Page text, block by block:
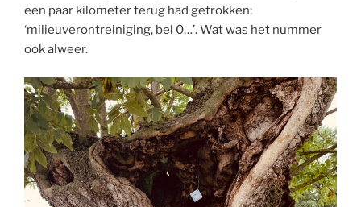
een paar kilometer terug had getrokken:
‘milieuverontreiniging, bel 0…’. Wat was het nummer
ook alweer.